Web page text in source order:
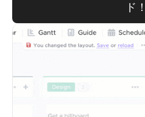
ド！